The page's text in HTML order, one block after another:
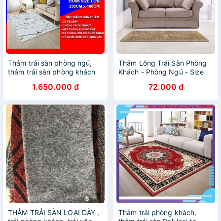
Thảm trải sàn phòng ngủ,
thảm trải sàn phòng khách
230x 160cm1.650.000 đ
Thảm Lông Trải Sàn Phòng
Khách - Phòng Ngủ - Size
72.000 đ
THẢM TRẢI SÀN LOẠI DÀY ,
Thảm trải phòng khách,